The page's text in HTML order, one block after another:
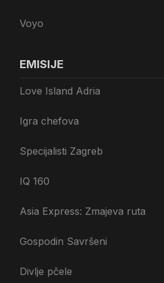
Voyo
EMISIJE
Love Island Adria
Igra chefova
Specijalisti Zagreb
IQ 160
Asia Express: Zmajeva ruta
Gospodin Savršeni
Divlje pčele